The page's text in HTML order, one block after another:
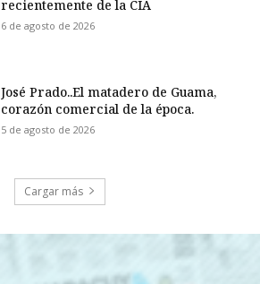
recientemente de la CIA
6 de agosto de 2026
José Prado..El matadero de Guama,
corazón comercial de la época.
5 de agosto de 2026
Cargar más